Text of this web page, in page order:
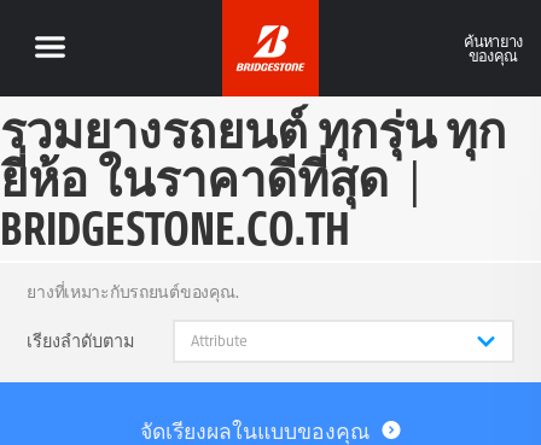
ค้นหายาง
ของคุณ
รวมยางรถยนต์ ทุกรุ่น ทุก
ยี่ห้อ ในราคาดีที่สุด|
BRIDGESTONE.CO.TH
ยางที่เหมาะกับรถยนต์ของคุณ.
เรียงลำดับตาม
จัดเรียงผลในแบบของคุณ